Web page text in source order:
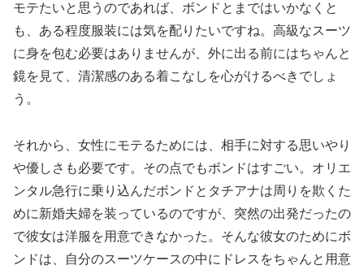
モテたいと思うのであれば、ボンドとまではいかなくと
も、ある程度服装には気を配りたいですね。高級なスーツ
に身を包む必要はありませんが、外に出る前にはちゃんと
鏡を見て、清潔感のある着こなしを心がけるべきでしょ
う。
それから、女性にモテるためには、相手に対する思いやり
や優しさも必要です。その点でもボンドはすごい。オリエ
ンタル急行に乗り込んだボンドとタチアナは周りを欺くた
めに新婚夫婦を装っているのですが、突然の出発だったの
で彼女は洋服を用意できなかった。そんな彼女のためにボ
ンドは、自分のスーツケースの中にドレスをちゃんと用意